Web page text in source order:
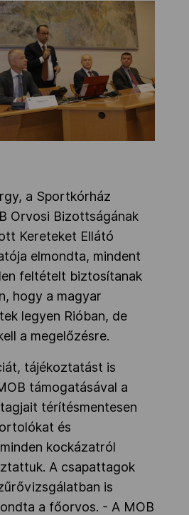
a Sportkórház
Orvosi Bizottságának
Kereteket Ellátó
elmondta, mindent
feltételt biztosítanak
hogy a magyar
legyen Rióban, de
a megelőzésre.
tájékoztatást is
támogatásával a
térítésmentesen
és
kockázatról
A csapattagok
is
a főorvos. - A MOB